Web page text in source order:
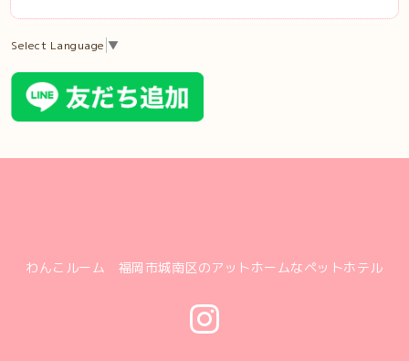
Select Language ▼
わんこルーム 福岡市城南区のアットホームなペットホテル